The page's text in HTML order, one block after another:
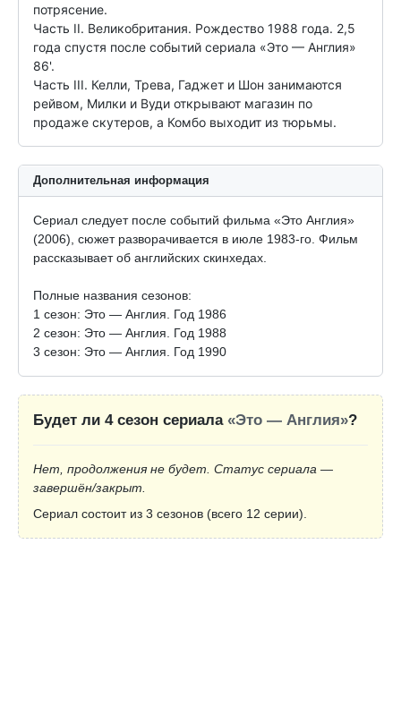
потрясение.
Часть II. Великобритания. Рождество 1988 года. 2,5
года спустя после событий сериала «Это — Англия»
86'.
Часть III. Келли, Трева, Гаджет и Шон занимаются
рейвом, Милки и Вуди открывают магазин по
продаже скутеров, а Комбо выходит из тюрьмы.
Дополнительная информация
Сериал следует после событий фильма «Это Англия»
(2006), сюжет разворачивается в июле 1983-го. Фильм
рассказывает об английских скинхедах.
Полные названия сезонов:
1 сезон: Это — Англия. Год 1986
2 сезон: Это — Англия. Год 1988
3 сезон: Это — Англия. Год 1990
Будет ли 4 сезон сериала «Это — Англия»?
Нет, продолжения не будет. Статус сериала —
завершён/закрыт.
Сериал состоит из 3 сезонов (всего 12 серии).